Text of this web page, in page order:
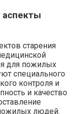
старения
для пожилых
специального
контроля и
и качество
людей.